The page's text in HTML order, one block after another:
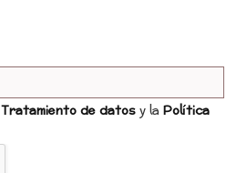
Tratamiento de datosy la Política